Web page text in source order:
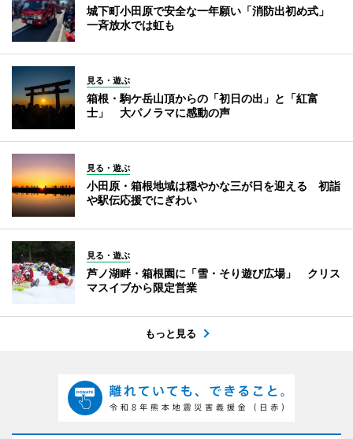
城下町小田原で安全な一年願い「消防出初め式」
一斉放水では虹も
見る・遊ぶ
箱根・駒ケ岳山頂からの「初日の出」と「紅富
士」 大パノラマに感動の声
見る・遊ぶ
小田原・箱根地域は穏やかな三が日を迎える 初詣
や駅伝応援でにぎわい
見る・遊ぶ
芦ノ湖畔・箱根園に「雪・そり遊び広場」 クリス
マスイブから限定営業
もっと見る